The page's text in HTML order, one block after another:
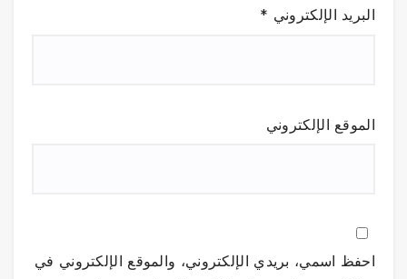
البريد الإلكتروني *
الموقع الإلكتروني
احفظ اسمي، بريدي الإلكتروني، والموقع الإلكتروني في